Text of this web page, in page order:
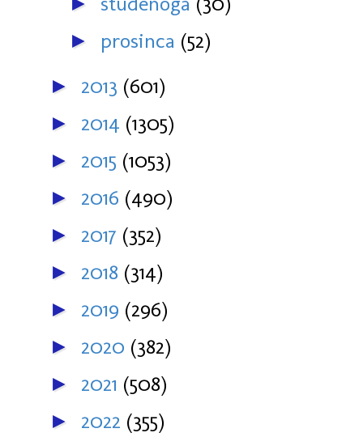
► prosinca (52)
► 2013 (601)
► 2014 (1305)
► 2015 (1053)
► 2016 (490)
► 2017 (352)
► 2018 (314)
► 2019 (296)
► 2020 (382)
► 2021 (508)
► 2022 (355)